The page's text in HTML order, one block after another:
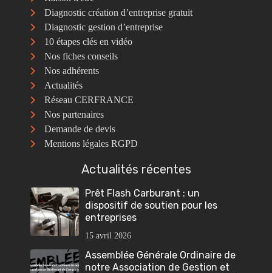
Diagnostic création d’entreprise gratuit
Diagnostic gestion d’entreprise
10 étapes clés en vidéo
Nos fiches conseils
Nos adhérents
Actualités
Réseau CERFRANCE
Nos partenaires
Demande de devis
Mentions légales RGPD
Actualités récentes
Prêt Flash Carburant : un
dispositif de soutien pour les
entreprises
15 avril 2026
Assemblée Générale Ordinaire de
notre Association de Gestion et